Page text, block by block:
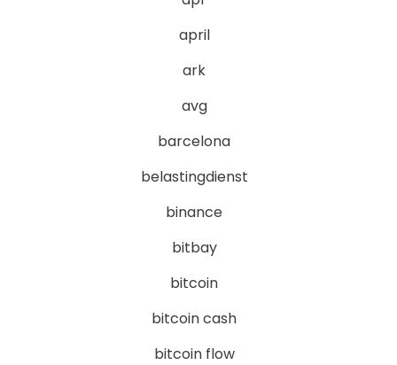
april
ark
avg
barcelona
belastingdienst
binance
bitbay
bitcoin
bitcoin cash
bitcoin flow